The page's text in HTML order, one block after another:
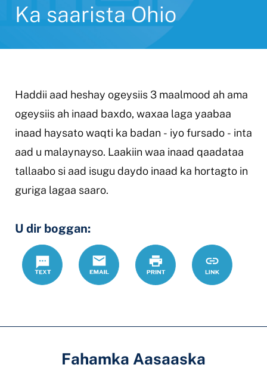
Ka saarista Ohio
Haddii aad heshay ogeysiis 3 maalmood ah ama
ogeysiis ah inaad baxdo, waxaa laga yaabaa
inaad haysato waqti ka badan - iyo fursado - inta
aad u malaynayso. Laakiin waa inaad qaadataa
tallaabo si aad isugu daydo inaad ka hortagto in
guriga lagaa saaro.
U dir boggan:
Text
Email Daabac https://
Link
Fahamka Aasaaska